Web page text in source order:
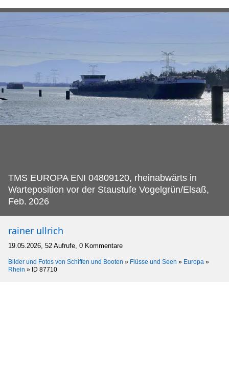
TMS EUROPA ENI 04809120, rheinabwärts in
Warteposition vor der Staustufe Vogelgrün/Elsaß,
Feb. 2026
rainer ullrich
19.05.2026, 52 Aufrufe, 0 Kommentare
Bilder und Fotos von Schiffen und Booten » Flüsse und Seen » Europa »
Rhein » ID 87710